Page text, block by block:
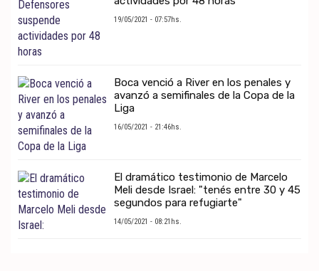
19/05/2021 - 07:57hs.
Boca venció a River en los penales y
avanzó a semifinales de la Copa de la
Liga
16/05/2021 - 21:46hs.
El dramático testimonio de Marcelo
Meli desde Israel: "tenés entre 30 y 45
segundos para refugiarte"
14/05/2021 - 08:21hs.